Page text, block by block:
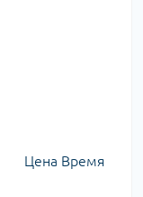
Цена Время